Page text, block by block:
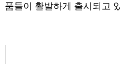
품들이 활발하게 출시되고